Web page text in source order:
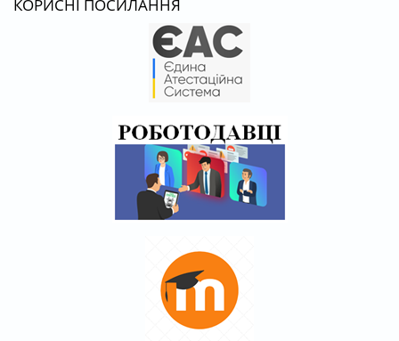
КОРИСНІ ПОСИЛАННЯ